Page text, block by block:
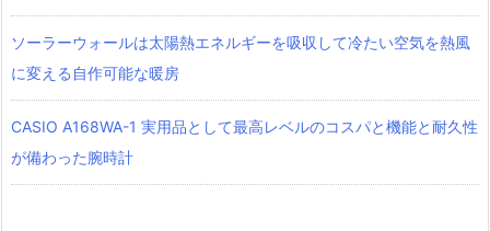
ソーラーウォールは太陽熱エネルギーを吸収して冷たい空気を熱風
に変える自作可能な暖房
CASIO A168WA-1 実用品として最高レベルのコスパと機能と耐久性
が備わった腕時計